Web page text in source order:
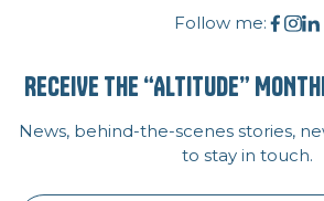
Follow me:
RECEIVE THE “ALTITUDE”
News, behind-the-scenes stories,
to stay in touch.